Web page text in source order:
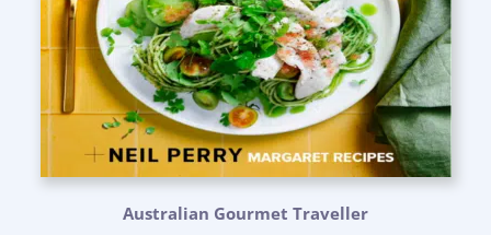
Australian Gourmet Traveller